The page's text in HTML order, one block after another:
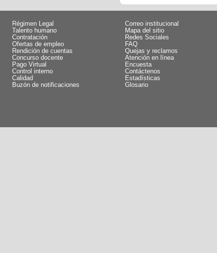
Régimen Legal
Talento humano
Contratación
Ofertas de empleo
Rendición de cuentas
Concurso docente
Pago Virtual
Control interno
Calidad
Buzón de notificaciones
Correo institucional
Mapa del sitio
Redes Sociales
FAQ
Quejas y reclamos
Atención en línea
Encuesta
Contáctenos
Estadísticas
Glosario